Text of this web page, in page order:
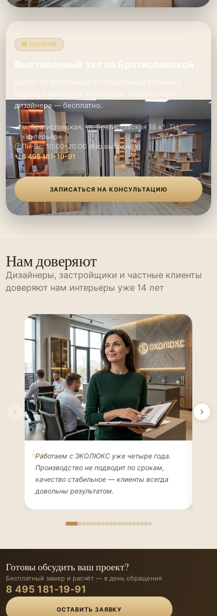
🏢 ШОУРУМ
Выставочный зал на Братиславской
дизайнера — бесплатно.
📍м. Братиславская, ул. Братиславская 18 к1, ТЦ
«Интерьер»
🕑Пн–Вс: 10:00–20:00 (без выходных)
📞8 495 181-19-91
ЗАПИСАТЬСЯ НА КОНСУЛЬТАЦИЮ
Нам доверяют
Дизайнеры, застройщики и частные клиенты
доверяют нам интерьеры уже 14 лет
Елена Соколова
ДИЗАЙНЕР ИНТЕРЬЕРОВ
Работаем с ЭКОЛЮКС уже четыре года.
Производство не подводит по срокам,
качество стабильное — клиенты всегда
довольны результатом.
Готовы обсудить ваш проект?
Бесплатный замер и расчёт — в день обращения
8 495 181-19-91
ОСТАВИТЬ ЗАЯВКУ